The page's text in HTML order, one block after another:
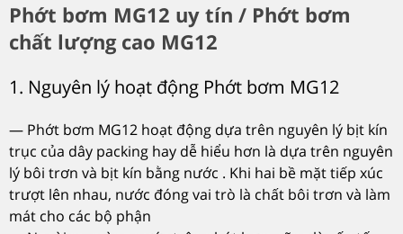
Phớt bơm MG12 uy tín / Phớt bơm
chất lượng cao MG12
1. Nguyên lý hoạt động Phớt bơm MG12
— Phớt bơm MG12 hoạt động dựa trên nguyên lý bịt kín
trục của dây packing hay dễ hiểu hơn là dựa trên nguyên
lý bôi trơn và bịt kín bằng nước . Khi hai bề mặt tiếp xúc
trượt lên nhau, nước đóng vai trò là chất bôi trơn và làm
mát cho các bộ phận